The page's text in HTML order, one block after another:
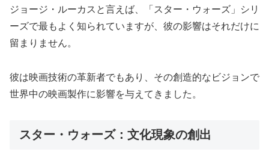
ジョージ・ルーカスと言えば、「スター・ウォーズ」シリ
ーズで最もよく知られていますが、彼の影響はそれだけに
留まりません。
彼は映画技術の革新者でもあり、その創造的なビジョンで
世界中の映画製作に影響を与えてきました。
スター・ウォーズ：文化現象の創出